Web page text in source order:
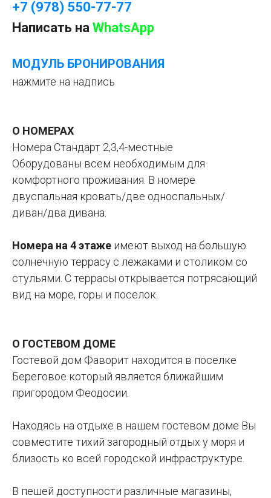
+7 (978) 550-77-77
Написать на WhatsApp
МОДУЛЬ БРОНИРОВАНИЯ
нажмите на надпись
О НОМЕРАХ
Номера Стандарт 2,3,4-местные
Оборудованы всем необходимым для
комфортного проживания. В номере
двуспальная кровать/две односпальных/
диван/два дивана.
Номера на 4 этаже имеют выход на большую
солнечную террасу с лежаками и столиком со
стульями. С террасы открывается потрясающий
вид на море, горы и поселок.
О ГОСТЕВОМ ДОМЕ
Гостевой дом Фаворит находится в поселке
Береговое который является ближайшим
пригородом Феодосии.
Находясь на отдыхе в нашем гостевом доме Вы
совместите тихий загородный отдых у моря и
близость ко всей городской инфраструктуре.
В пешей доступности различные магазины,